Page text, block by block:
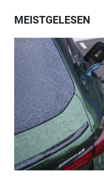
MEISTGELESEN